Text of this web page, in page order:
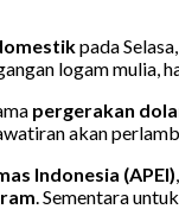
pada
logam mulia,
pergerakan
akan
Indonesia (APEI)
. Sementara